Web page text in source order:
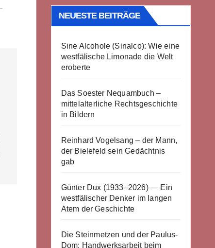
NEUESTE BEITRÄGE
Sine Alcohole (Sinalco): Wie eine
westfälische Limonade die Welt
eroberte
Das Soester Nequambuch –
mittelalterliche Rechtsgeschichte
in Bildern
Reinhard Vogelsang – der Mann,
der Bielefeld sein Gedächtnis
gab
Günter Dux (1933–2026) — Ein
westfälischer Denker im langen
Atem der Geschichte
Die Steinmetzen und der Paulus-
Dom: Handwerksarbeit beim